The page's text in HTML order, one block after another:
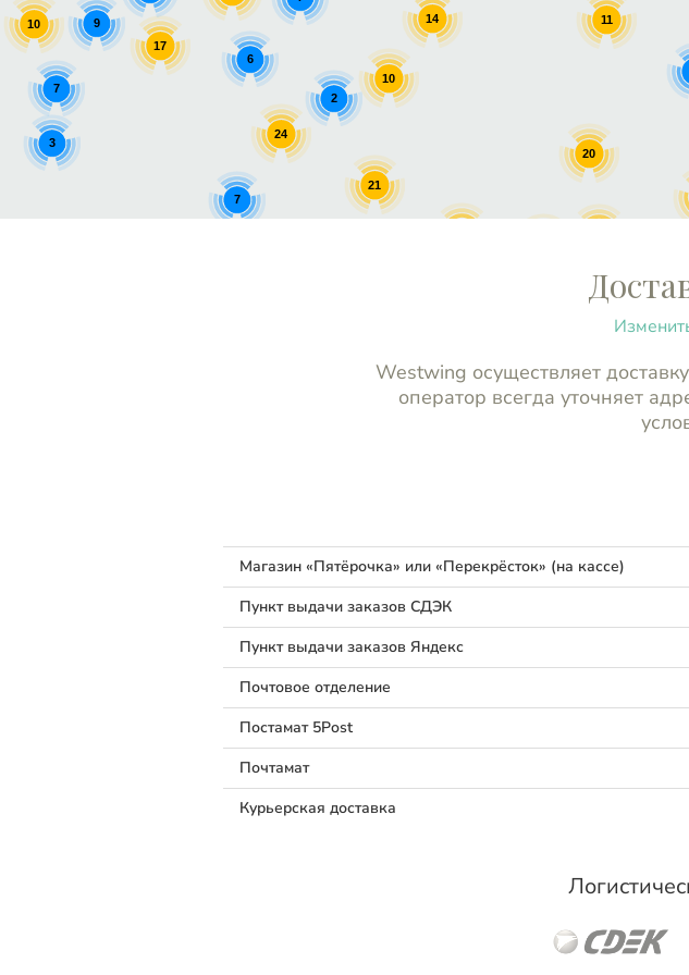
14
20
17
10
21
3
24
10
11
7
7
9
6
2
Westwing осуществляет
оператор всегда уточняет
Магазин «Пятёрочка» или «Перекрёсток» (на кассе)
Пункт выдачи заказов СДЭК
Пункт выдачи заказов Яндекс
Почтовое отделение
Постамат 5Post
Почтамат
Курьерская доставка